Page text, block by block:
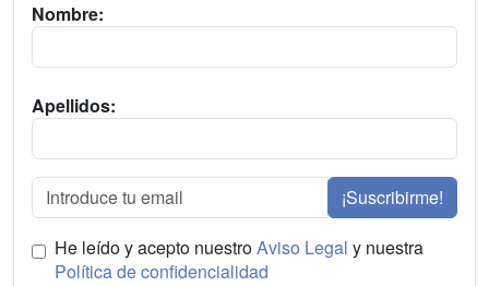
Nombre:
Apellidos:
¡Suscribirme!
He leído y acepto nuestroAviso Legal y nuestra
Política de confidencialidad